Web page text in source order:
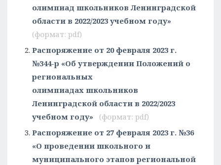
олимпиад школьников Ленинградской
области в 2022/2023 учебном году»
Распоряжение от 20 февраля 2023 г.
№344-р «Об утверждении Положений о
региональных
олимпиадах школьников
Ленинградской области в 2022/2023
учебном году»
Распоряжение от 27 февраля 2023 г. №36
«О проведении школьного и
муниципального этапов региональной